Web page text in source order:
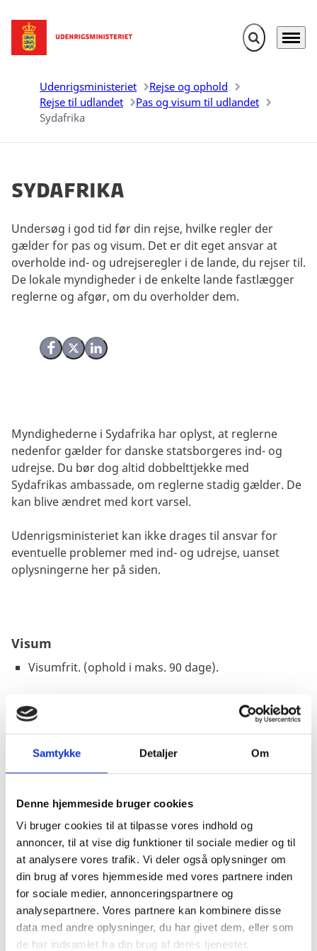
Samtykke Detaljer Om
Denne hjemmeside bruger cookies
Vi bruger cookies til at tilpasse vores indhold og
annoncer, til at vise dig funktioner til sociale medier og til
at analysere vores trafik. Vi deler også oplysninger om
din brug af vores hjemmeside med vores partnere inden
for sociale medier, annonceringspartnere og
analysepartnere. Vores partnere kan kombinere disse
data med andre oplysninger, du har givet dem, eller som
de har indsamlet fra din brug af deres tjenester.
Gå til forsiden Fold søgefelt
Menu
Udenrigsministeriet
Rejse og ophold
Rejse til udlandet
Pas og visum til udlandet
Sydafrika
Sydafrika
Del på Facebook
Del på X (Twitter)
Del på LinkedIn
Undersøg i god tid før din rejse, hvilke regler der
gælder for pas og visum. Det er dit eget ansvar at
overholde ind- og udrejseregler i de lande, du rejser til.
De lokale myndigheder i de enkelte lande fastlægger
reglerne og afgør, om du overholder dem.
Myndighederne i Sydafrika har oplyst, at reglerne
nedenfor gælder for danske statsborgeres ind- og
udrejse. Du bør dog altid dobbelttjekke med
Sydafrikas ambassade, om reglerne stadig gælder. De
kan blive ændret med kort varsel.
Udenrigsministeriet kan ikke drages til ansvar for
eventuelle problemer med ind- og udrejse, uanset
oplysningerne her på siden.
Visum
Visumfrit. (ophold i maks. 90 dage).
Pas skal være gyldigt 30 dage ud over opholdets
varighed. Passet skal være maskinlæsbart og der
Passet må ikke være beskadiget.
Danske forlængede pas anerkendes ved udrejse.
Danske nødpas (provisoriske pas) anerkendes ved
udrejse.
EU-nødpas anerkendes ved udrejse.
Tjek på forhånd om et eventuelt transitland på
rejsen anerkender et dansk nødpas eller et EU-
nødpas. Kontakt transitlandets ambassade.